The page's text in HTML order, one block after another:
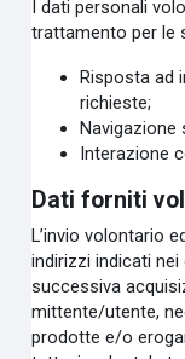
I dati personali
trattamento per le
Risposta ad
richieste;
Navigazione
Interazione
Dati forniti
L’invio volontario
indirizzi indicati
successiva
mittente/utente,
prodotte e/o